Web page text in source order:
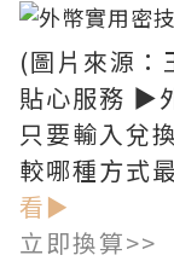
(圖片來源：
貼心服務 ▶
只要輸入兌
較哪種方式
看►
立即換算>>